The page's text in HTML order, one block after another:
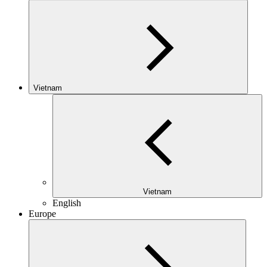
Vietnam
Vietnam
English
Europe